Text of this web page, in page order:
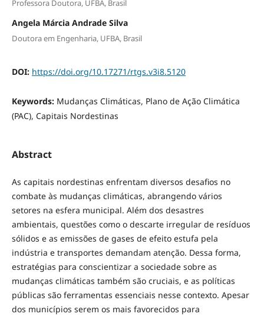
Professora Doutora, UFBA, Brasil
Angela Márcia Andrade Silva
Doutora em Engenharia, UFBA, Brasil
DOI: https://doi.org/10.17271/rtgs.v3i8.5120
Keywords: Mudanças Climáticas, Plano de Ação Climática
(PAC), Capitais Nordestinas
Abstract
As capitais nordestinas enfrentam diversos desafios no
combate às mudanças climáticas, abrangendo vários
setores na esfera municipal. Além dos desastres
ambientais, questões como o descarte irregular de resíduos
sólidos e as emissões de gases de efeito estufa pela
indústria e transportes demandam atenção. Dessa forma,
estratégias para conscientizar a sociedade sobre as
mudanças climáticas também são cruciais, e as políticas
públicas são ferramentas essenciais nesse contexto. Apesar
dos municípios serem os mais favorecidos para